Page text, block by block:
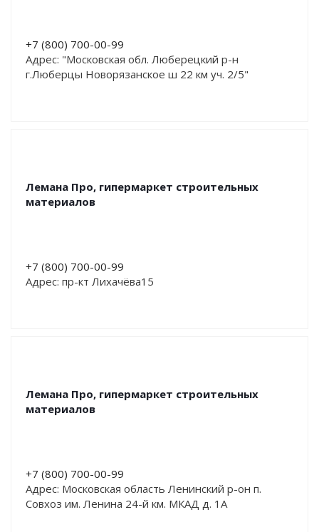
+7 (800) 700-00-99
Адрес: "Московская обл. Люберецкий р-н
г.Люберцы Новорязанское ш 22 км уч. 2/5"
Лемана Про, гипермаркет строительных
материалов
+7 (800) 700-00-99
Адрес: пр-кт Лихачёва15
Лемана Про, гипермаркет строительных
материалов
+7 (800) 700-00-99
Адрес: Московская область Ленинский р-он п.
Совхоз им. Ленина 24-й км. МКАД д. 1А